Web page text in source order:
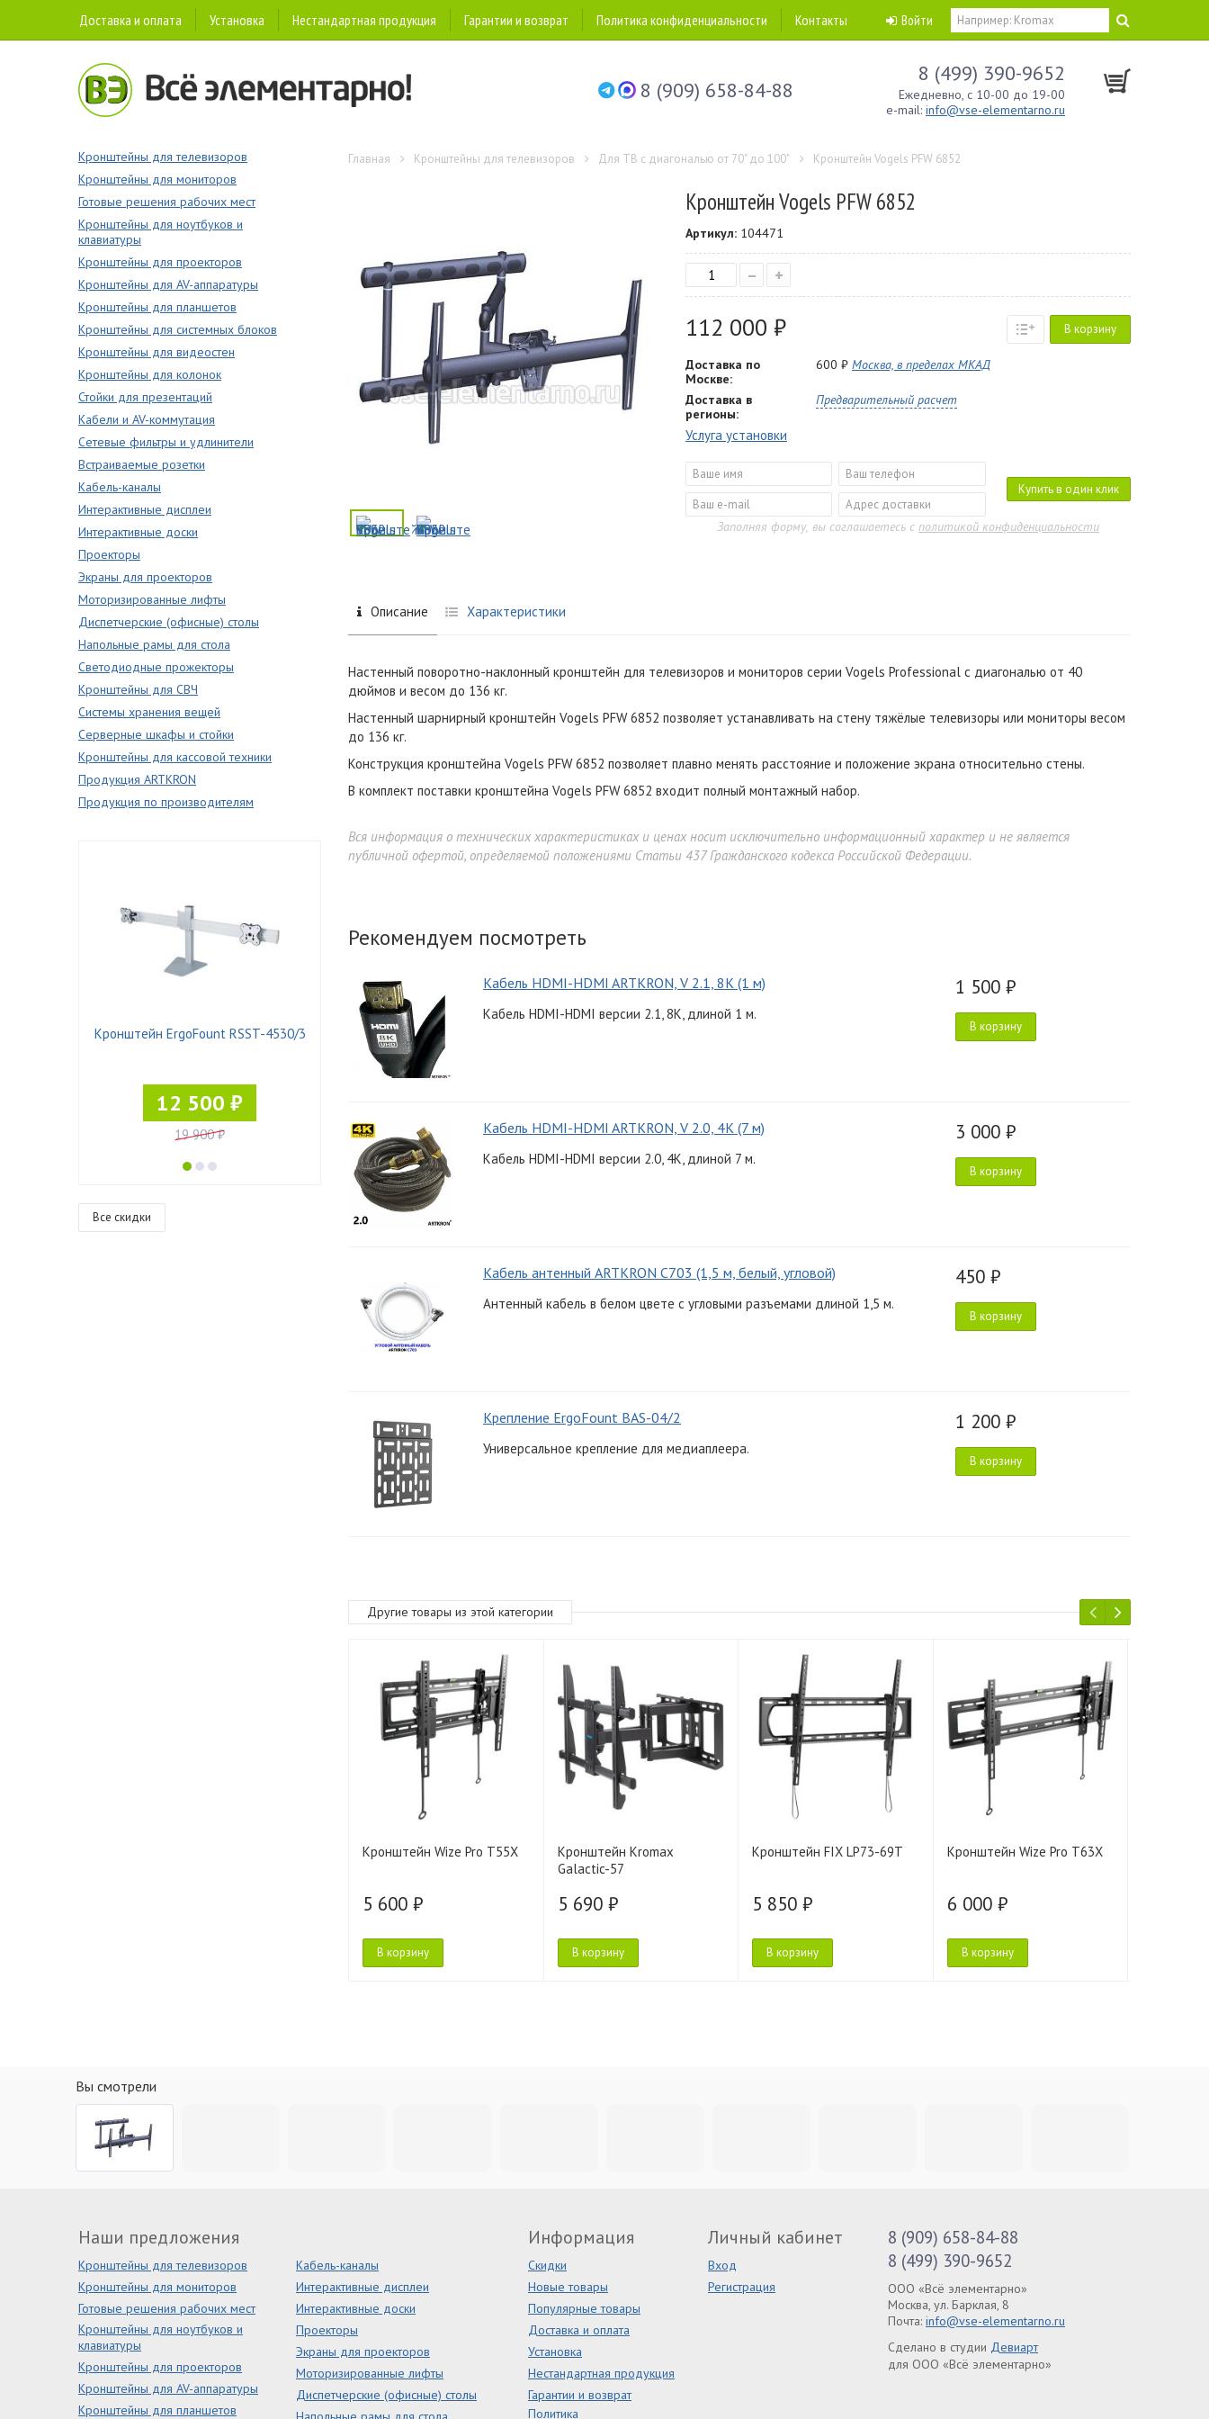
Доставка и оплата Установка Нестандартная продукция Гарантии и возврат Политика конфиденциальности Контакты Войти
8 (909) 658-84-88
8 (499) 390-9652
Ежедневно, с 10-00 до 19-00
e-mail: info@vse-elementarno.ru
Кронштейны для телевизоров
Кронштейны для мониторов
Готовые решения рабочих мест
Кронштейны для ноутбуков и
клавиатуры
Кронштейны для проекторов
Кронштейны для AV-аппаратуры
Кронштейны для планшетов
Кронштейны для системных блоков
Кронштейны для видеостен
Кронштейны для колонок
Стойки для презентаций
Кабели и AV-коммутация
Сетевые фильтры и удлинители
Встраиваемые розетки
Кабель-каналы
Интерактивные дисплеи
Интерактивные доски
Проекторы
Экраны для проекторов
Моторизированные лифты
Диспетчерские (офисные) столы
Напольные рамы для стола
Светодиодные прожекторы
Кронштейны для СВЧ
Системы хранения вещей
Серверные шкафы и стойки
Кронштейны для кассовой техники
Продукция ARTKRON
Продукция по производителям
Кронштейн ErgoFount RSST-4530/3
12 500 ₽
19 900 ₽
Все скидки
Главная Кронштейны для телевизоров Для ТВ с диагональю от 70" до 100" Кронштейн Vogels PFW 6852
Кронштейн Vogels PFW 6852
Артикул: 104471
– +
112 000 ₽ В корзину
Доставка по
Москве:
600 ₽ Москва, в пределах МКАД
Доставка в
регионы:
Предварительный расчет
Услуга установки
Купить в один клик
Заполняя форму, вы соглашаетесь с политикой конфиденциальности
Описание Характеристики
Настенный поворотно-наклонный кронштейн для телевизоров и мониторов серии Vogels Professional с диагональю от 40
дюймов и весом до 136 кг.
Настенный шарнирный кронштейн Vogels PFW 6852 позволяет устанавливать на стену тяжёлые телевизоры или мониторы весом
до 136 кг.
Конструкция кронштейна Vogels PFW 6852 позволяет плавно менять расстояние и положение экрана относительно стены.
В комплект поставки кронштейна Vogels PFW 6852 входит полный монтажный набор.
Вся информация о технических характеристиках и ценах носит исключительно информационный характер и не является
публичной офертой, определяемой положениями Статьи 437 Гражданского кодекса Российской Федерации.
Рекомендуем посмотреть
Кабель HDMI-HDMI ARTKRON, V 2.1, 8K (1 м)
Кабель HDMI-HDMI версии 2.1, 8K, длиной 1 м.
1 500 ₽
В корзину
Кабель HDMI-HDMI ARTKRON, V 2.0, 4K (7 м)
Кабель HDMI-HDMI версии 2.0, 4K, длиной 7 м.
3 000 ₽
В корзину
Кабель антенный ARTKRON C703 (1,5 м, белый, угловой)
Антенный кабель в белом цвете с угловыми разъемами длиной 1,5 м.
450 ₽
В корзину
Крепление ErgoFount BAS-04/2
Универсальное крепление для медиаплеера.
1 200 ₽
В корзину
Другие товары из этой категории
Кронштейн Wize Pro T55X
5 600 ₽
В корзину
Кронштейн Kromax
Galactic-57
5 690 ₽
В корзину
Кронштейн FIX LP73-69T
5 850 ₽
В корзину
Кронштейн Wize Pro T63X
6 000 ₽
В корзину
Вы смотрели
Наши предложения
Кронштейны для телевизоров
Кронштейны для мониторов
Готовые решения рабочих мест
Кронштейны для ноутбуков и
клавиатуры
Кронштейны для проекторов
Кронштейны для AV-аппаратуры
Кронштейны для планшетов
Кабель-каналы
Интерактивные дисплеи
Интерактивные доски
Проекторы
Экраны для проекторов
Моторизированные лифты
Диспетчерские (офисные) столы
Информация
Скидки
Новые товары
Популярные товары
Доставка и оплата
Установка
Нестандартная продукция
Гарантии и возврат
Политика
Личный кабинет
Вход
Регистрация
8 (909) 658-84-88
8 (499) 390-9652
ООО «Всё элементарно»
Москва, ул. Барклая, 8
Почта: info@vse-elementarno.ru
Сделано в студии Девиарт
для ООО «Всё элементарно»